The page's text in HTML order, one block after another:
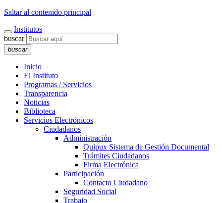
Saltar al contenido principal
Institutos
buscar
buscar
Inicio
El Instituto
Programas / Servicios
Transparencia
Noticias
Biblioteca
Servicios Electrónicos
Ciudadanos
Administración
Quipux Sistema de Gestión Documental
Trámites Ciudadanos
Firma Electrónica
Participación
Contacto Ciudadano
Seguridad Social
Trabajo